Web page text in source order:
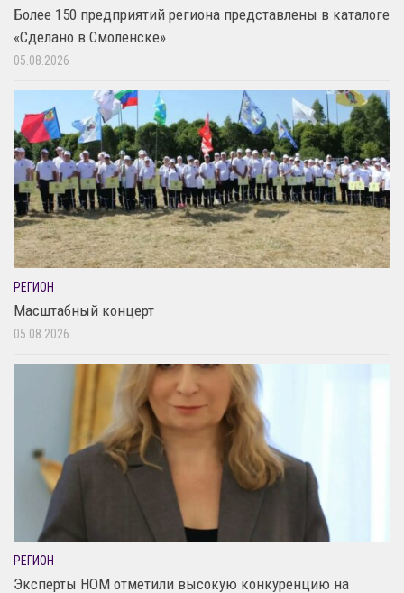
Более 150 предприятий региона представлены в каталоге
«Сделано в Смоленске»
05.08.2026
РЕГИОН
Масштабный концерт
05.08.2026
РЕГИОН
Эксперты НОМ отметили высокую конкуренцию на